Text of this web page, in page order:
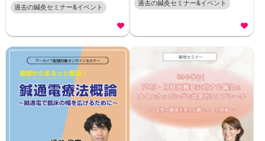
過去の鍼灸セミナー&イベント
過去の鍼灸セミナー&イベント